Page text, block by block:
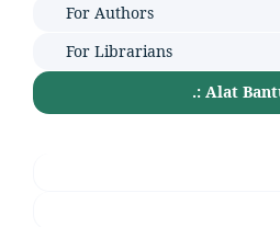
For Authors
For Librarians
.: Alat